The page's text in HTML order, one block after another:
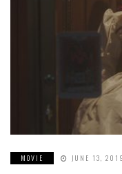
MOVIE JUNE 13, 2019